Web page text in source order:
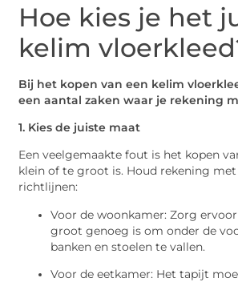
Hoe kies je het
kelim
Bij het kopen van een kelim
een aantal zaken waar je rekening
1. Kies de juiste maat
Een veelgemaakte fout is het kopen
klein of te groot is. Houd rekening
richtlijnen:
Voor de woonkamer: Zorg
groot genoeg is om onder de
banken en stoelen te vallen.
Voor de eetkamer: Het tapijt